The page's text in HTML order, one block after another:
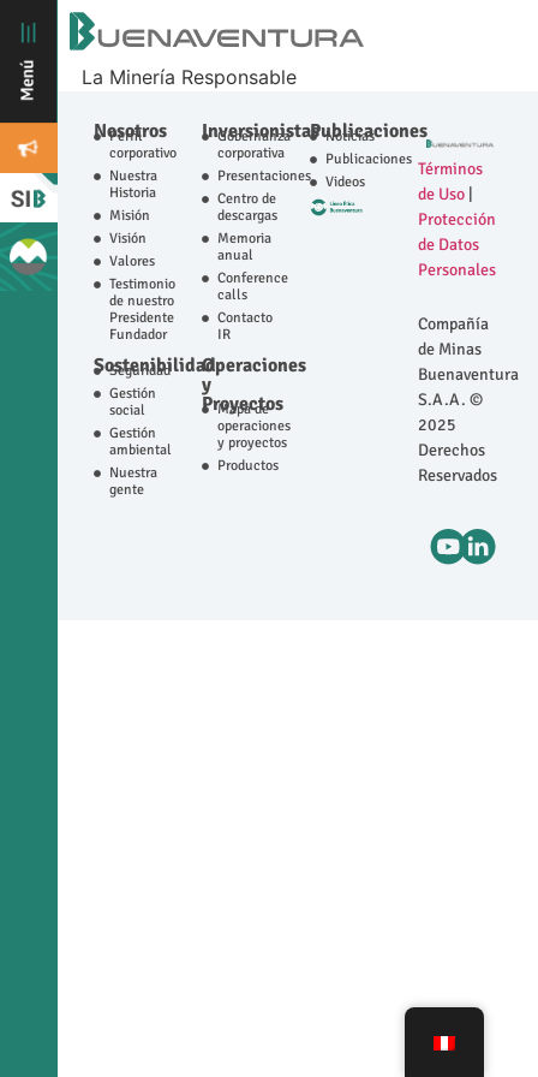
La Minería Responsable
Nosotros
Perfil
corporativo
Nuestra
Historia
Misión
Visión
Valores
Testimonio
de nuestro
Presidente
Fundador
Sostenibilidad
Seguridad
Gestión
social
Gestión
ambiental
Nuestra
gente
Inversionistas
Gobernanza
corporativa
Presentaciones
Centro de
descargas
Memoria
anual
Conference
calls
Contacto
IR
Operaciones
y
Proyectos
Mapa de
operaciones
y proyectos
Productos
Publicaciones
Noticias
Publicaciones
Videos
Términos
de Uso
Protección
de Datos
Personales
Compañía
de Minas
Buenaventura
S.A.A. ©
2025
Derechos
Reservados